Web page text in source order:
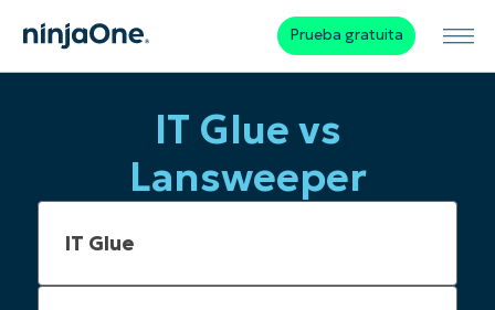
Prueba gratuita
IT Glue vs
Lansweeper